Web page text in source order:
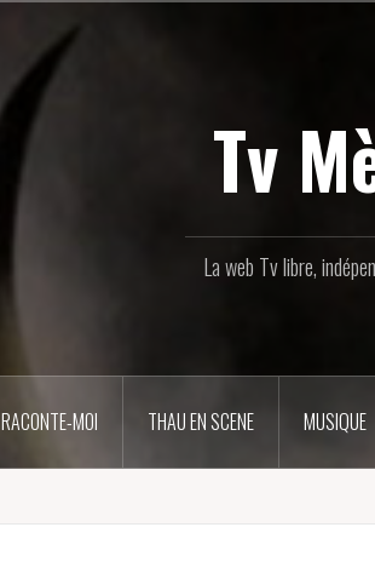
Tv
La web Tv libre,
RACONTE-MOI THAU EN SCENE MUSIQUE